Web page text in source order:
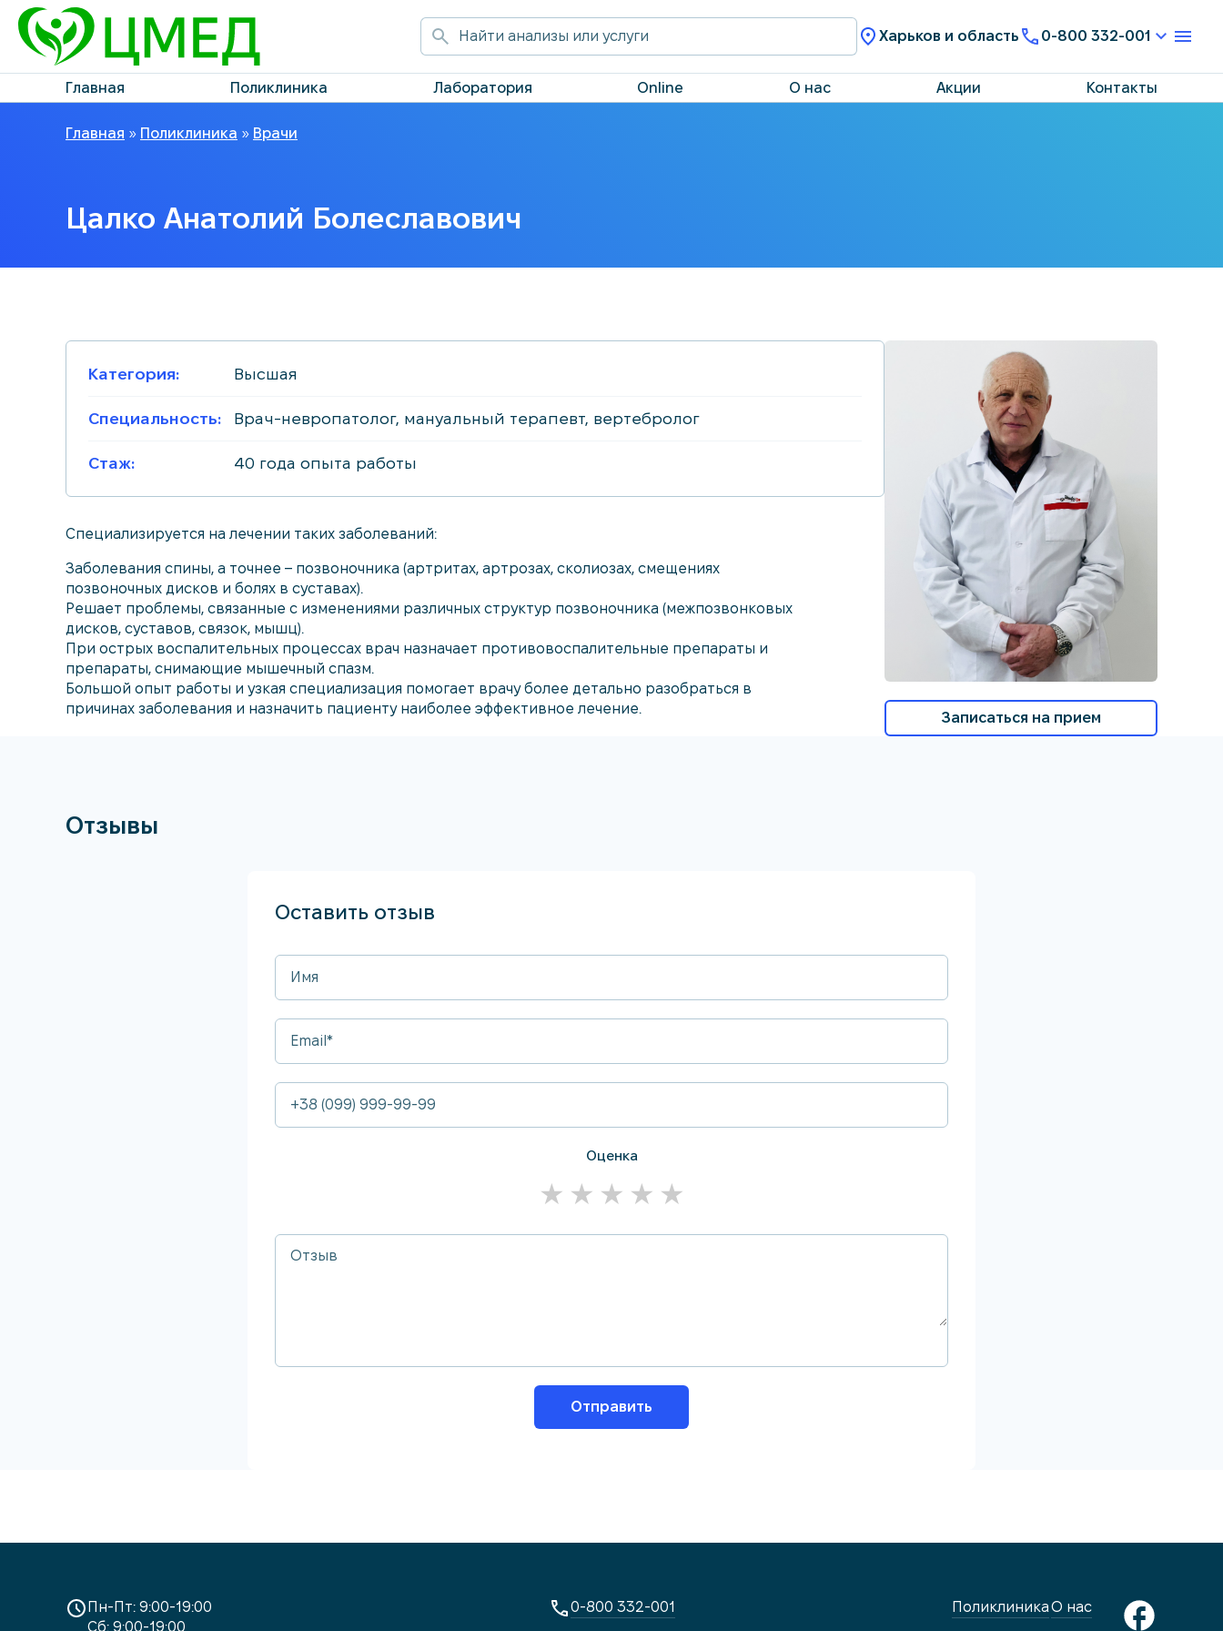
Харьков и область 0-800 332-001
Главная Поликлиника Лаборатория Online О нас Акции Контакты
Главная » Поликлиника » Врачи
Цалко Анатолий Болеславович
Категория: Высшая
Специальность: Врач-невропатолог, мануальный терапевт, вертебролог
Стаж: 40 года опыта работы
Специализируется на лечении таких заболеваний:
Заболевания спины, а точнее – позвоночника (артритах, артрозах, сколиозах, смещениях
позвоночных дисков и болях в суставах).
Решает проблемы, связанные с изменениями различных структур позвоночника (межпозвонковых
дисков, суставов, связок, мышц).
При острых воспалительных процессах врач назначает противовоспалительные препараты и
препараты, снимающие мышечный спазм.
Большой опыт работы и узкая специализация помогает врачу более детально разобраться в
причинах заболевания и назначить пациенту наиболее эффективное лечение.
Записаться на прием
Отзывы
Оставить отзыв
Оценка
★
★
★
★
★
Отправить
Пн-Пт: 9:00-19:00
Сб: 9:00-19:00
0-800 332-001 ПоликлиникаО нас